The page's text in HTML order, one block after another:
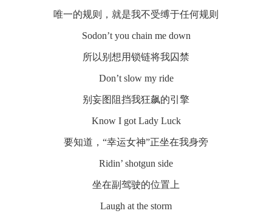
唯一的规则，就是我不受缚于任何规则
Sodon’t you chain me down
所以别想用锁链将我囚禁
Don’t slow my ride
别妄图阻挡我狂飙的引擎
Know I got Lady Luck
要知道，“幸运女神”正坐在我身旁
Ridin’ shotgun side
坐在副驾驶的位置上
Laugh at the storm